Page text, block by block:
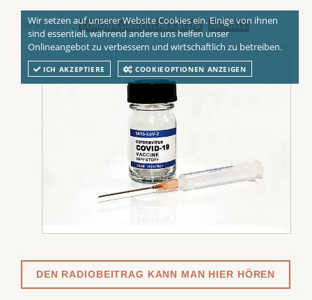
Wir setzen auf unserer Website Cookies ein. Einige von ihnen
sind essentiell, während andere uns helfen unser
Onlineangebot zu verbessern und wirtschaftlich zu betreiben.
ICH AKZEPTIERE COOKIEOPTIONEN ANZEIGEN
04/30/2021 CORONA.UNGLEICHER.BLOG AKTUELL
DEN RADIOBEITRAG KANN MAN HIER HÖREN